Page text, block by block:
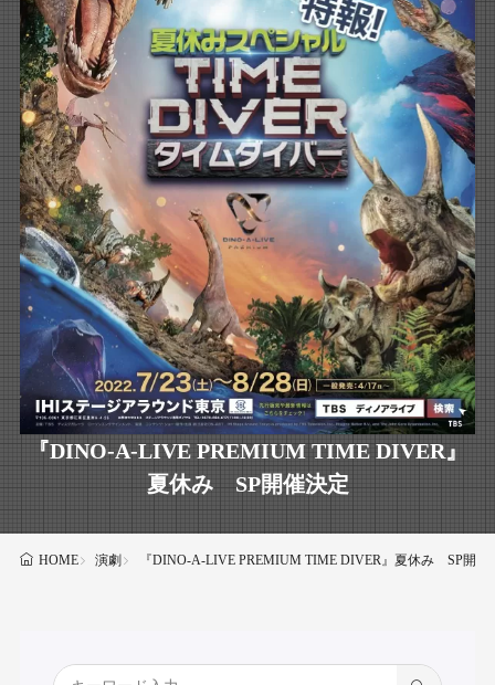
『DINO-A-LIVE PREMIUM TIME DIVER』
夏休み SP開催決定
HOME 演劇 『DINO-A-LIVE PREMIUM TIME DIVER』夏休み SP開催